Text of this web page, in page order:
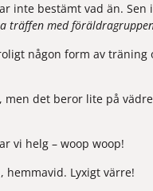
inte bestämt vad än.
träffen med
någon form av
det beror lite på
vi helg – woop woop!
hemmavid. Lyxigt värre!